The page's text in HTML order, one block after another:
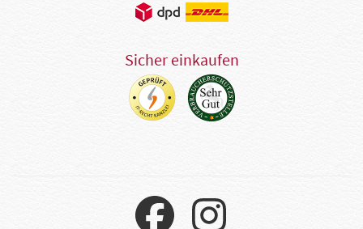
Sicher einkaufen